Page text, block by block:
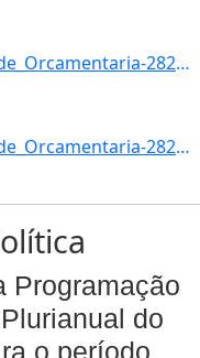
11254: Ano-2008-Esfera-10-Unidade_Orcamentaria-28203-Funcao-22-SubFuncao-664-Programa-0393-Acao-2029-Locali]
11255: Ano-2008-Esfera-10-Unidade_Orcamentaria-28203-Funcao-22-SubFuncao-664-Programa-0393-Acao-2732-Locali]
Programação
do
o período